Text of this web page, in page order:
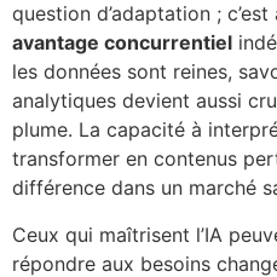
question d’adaptation ; c’est
avantage concurrentiel
les données sont reines,
analytiques devient aussi
plume. La capacité à
transformer en contenus
différence dans un marché
Ceux qui maîtrisent l’IA
répondre aux besoins